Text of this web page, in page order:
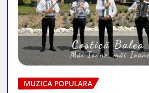
MUZICA POPULARA